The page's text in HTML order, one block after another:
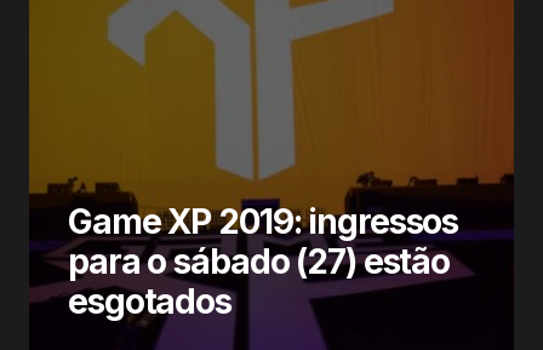
Game XP 2019: ingressos
para o sábado (27) estão
esgotados